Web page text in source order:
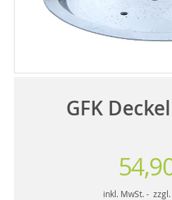
GFK
inkl. MwSt. - zzgl.